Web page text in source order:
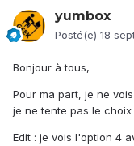
yumbox
Posté(e) 18
Bonjour à tous,
Pour ma part, je ne
je ne tente pas le
Edit : je vois l'option 4